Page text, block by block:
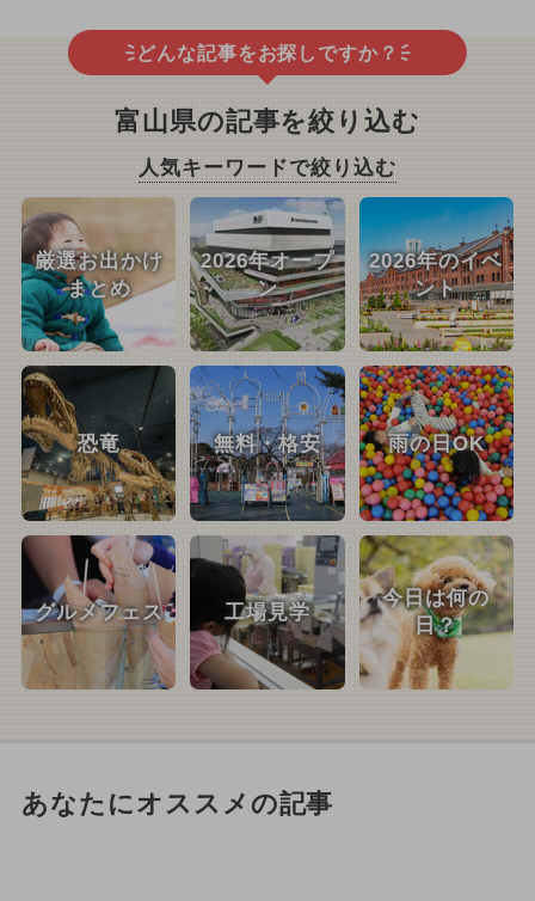
どんな記事をお探しですか？
富山県の記事を絞り込む
人気キーワードで絞り込む
厳選お出かけ
まとめ
2026年オープ
ン
2026年のイベ
ント
恐竜 無料・格安 雨の日OK
グルメフェス 工場見学
今日は何の
日？
あなたにオススメの記事